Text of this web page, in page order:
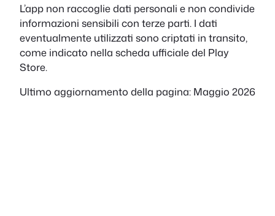
L’app non raccoglie dati personali e non condivide
informazioni sensibili con terze parti. I dati
eventualmente utilizzati sono criptati in transito,
come indicato nella scheda ufficiale del Play
Store.
Ultimo aggiornamento della pagina: Maggio 2026